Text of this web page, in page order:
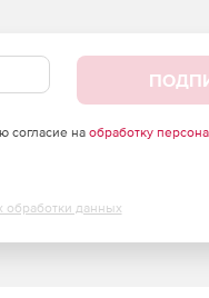
согласие на обработку
обработки данных